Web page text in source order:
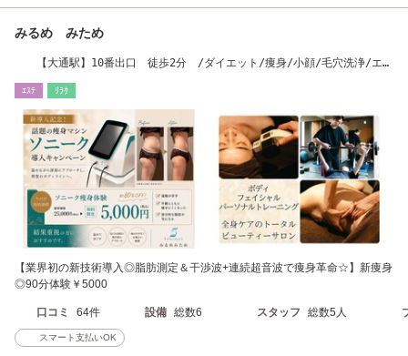
みるめ みため
【大通駅】10番出口 徒歩2分 /ダイエット/痩身/小顔/毛穴洗浄/エイ
ｴｽﾃ ﾘﾗｸ
【業界初の新技術導入◎脂肪測定＆干渉波+連続超音波で痩身革命☆】新痩身
◎90分体験￥5000
口コミ 64件 設備 総数6 スタッフ 総数5人
スマート支払いOK